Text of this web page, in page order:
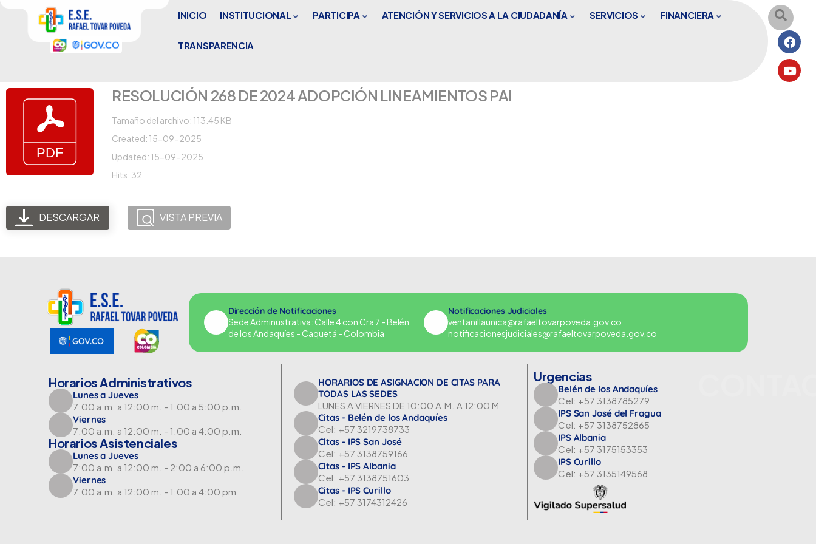
INICIO INSTITUCIONAL PARTICIPA ATENCIÓN Y SERVICIOS A LA CIUDADANÍA SERVICIOS FINANCIERA
TRANSPARENCIA
RESOLUCIÓN 268 DE 2024 ADOPCIÓN LINEAMIENTOS PAI
Tamaño del archivo: 113.45 KB
Created: 15-09-2025
Updated: 15-09-2025
Hits: 32
DESCARGAR VISTA PREVIA
Dirección de Notificaciones
Sede Adminustrativa: Calle 4 con Cra 7 - Belén
de los Andaquíes - Caquetá - Colombia
Notificaciones Judiciales
ventanillaunica@rafaeltovarpoveda.gov.co
notificacionesjudiciales@rafaeltovarpoveda.gov.co
Horarios Administrativos
Lunes a Jueves
7:00 a.m. a 12:00 m. - 1:00 a 5:00 p.m.
Viernes
7:00 a.m. a 12:00 m. - 1:00 a 4:00 p.m.
Horarios Asistenciales
Lunes a Jueves
7:00 a.m. a 12:00 m. - 2:00 a 6:00 p.m.
Viernes
7:00 a.m. a 12:00 m. - 1:00 a 4:00 pm
HORARIOS DE ASIGNACION DE CITAS PARA
TODAS LAS SEDES
LUNES A VIERNES DE 10:00 A.M. A 12:00 M
Citas - Belén de los Andaquíes
Cel: +57 3219738733
Citas - IPS San José
Cel: +57 3138759166
Citas - IPS Albania
Cel: +57 3138751603
Citas - IPS Curillo
Cel: +57 3174312426
Urgencias
Belén de los Andaquíes
Cel: +57 3138785279
IPS San José del Fragua
Cel: +57 3138752865
IPS Albania
Cel: +57 3175153353
IPS Curillo
Cel: +57 3135149568